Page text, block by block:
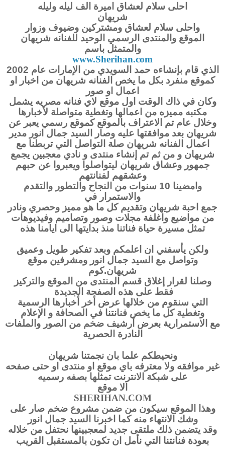
احلى سلام لعشاق اميرة الف ليله وليله
شريهان
واحلى سلام لعشاق ومشتركين وضيوف وزوار
الموقع والمنتدى الرسمي الوحيد للفنانه شريهان
والمتمثل باسم
www.Sherihan.com
الذي قام بإنشاءه حمد السويدي من الإمارات عام 2002
كموقع منفرد بكل ما يخص الفنانه شريهان من اخبار او
اعمال او صور
وكان في ذاك الوقت اول موقع لاي فنانه مصريه يشمل
مكتبه مميزه من اعمالها وتغطية متواصلة لأخبارها
وخلال عام تم الاعتراف بالموقع كموقع رسمي يعبر عن
شريهان بعد موافقتها عليه وصار السيد جمال انور مدير
اعمال الفنانه شريهان صلة التواصل التي تربطنا مع
شريهان و من ثم تم إنشاء منتدى و نادي معجبين يجمع
جمهور وعشاق شريهان ليتواصلوا ويعبروا عن حبهم
وعشقهم لفنانتهم
وامضينا 10 سنوات من النجاح والتطور والتقدم
والاستمرار في
جمع احبة شريهان وتقديم كل ما هو مميز وحصري ونادر
من مواضيع واغلفة مجلات وصور وتصاميم وفيديوهات
تمثل مسيرة حياة فناتنا منذ بدايتها الى ايامنا هذه
ولكن يأسفني ان اعلمكم وبعد تفكير طويل وعميق
وتواصل مع السيد جمال انور ومشرفين موقع
شريهان.كوم
وصلنا لقرار إغلاق قسم المنتدى من الموقع والتركيز
فقط على هذه الصفحة الجديدة
التي سنقوم من خلالها عرض أخر أخبارها الرسمية
وتغطية كل ما يخص فنانتنا في الصحافة و الإعلام
مع الاستمرارية بعرض أرشيف ضخم من الصور والملفات
النادرة الحصرية
ونحيطكم علما بان نجمتنا شريهان
غير موافقه ولا معترفه باي موقع او منتدى او حتى صفحه
على شبكة الانترنت تمثلها بصفه رسميه
الا موقع
SHERIHAN.COM
وهذا الموقع سيكون من ضمن مشروع ضخم صار على
وشك الانتهاء منه كما اخبرنا السيد جمال انور
وقد يتضمن ذلك ملتقى جديد لمعجبينها نحتفل من خلاله
بعودة فنانتنا التي نأمل ان تكون بالمستقبل القريب